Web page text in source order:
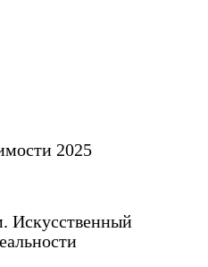
2025
Искусственный